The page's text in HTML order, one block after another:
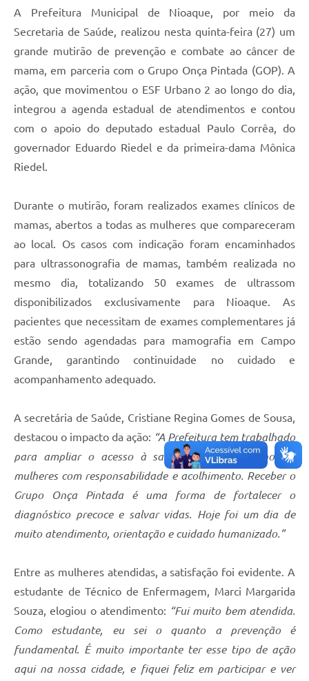
A Prefeitura Municipal de Nioaque, por meio da
Secretaria de Saúde, realizou nesta quinta-feira (27) um
grande mutirão de prevenção e combate ao câncer de
mama, em parceria com o Grupo Onça Pintada (GOP). A
ação, que movimentou o ESF Urbano 2 ao longo do dia,
integrou a agenda estadual de atendimentos e contou
com o apoio do deputado estadual Paulo Corrêa, do
governador Eduardo Riedel e da primeira-dama Mônica
Riedel.
Durante o mutirão, foram realizados exames clínicos de
mamas, abertos a todas as mulheres que compareceram
ao local. Os casos com indicação foram encaminhados
para ultrassonografia de mamas, também realizada no
mesmo dia, totalizando 50 exames de ultrassom
disponibilizados exclusivamente para Nioaque. As
pacientes que necessitam de exames complementares já
estão sendo agendadas para mamografia em Campo
Grande, garantindo continuidade no cuidado e
acompanhamento adequado.
A secretária de Saúde, Cristiane Regina Gomes de Sousa,
destacou o impacto da ação: “A Prefeitura tem trabalhado
para ampliar o acesso à saúde e cuidar das nossas
mulheres com responsabilidade e acolhimento. Receber o
Grupo Onça Pintada é uma forma de fortalecer o
diagnóstico precoce e salvar vidas. Hoje foi um dia de
muito atendimento, orientação e cuidado humanizado.”
Entre as mulheres atendidas, a satisfação foi evidente. A
estudante de Técnico de Enfermagem, Marci Margarida
Souza, elogiou o atendimento: “Fui muito bem atendida.
Como estudante, eu sei o quanto a prevenção é
fundamental. É muito importante ter esse tipo de ação
aqui na nossa cidade, e fiquei feliz em participar e ver